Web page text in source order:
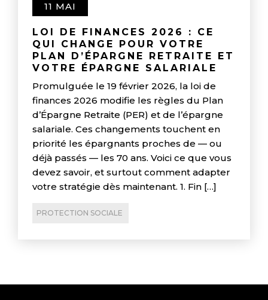
11 MAI
LOI DE FINANCES 2026 : CE
QUI CHANGE POUR VOTRE
PLAN D’ÉPARGNE RETRAITE ET
VOTRE ÉPARGNE SALARIALE
Promulguée le 19 février 2026, la loi de
finances 2026 modifie les règles du Plan
d’Épargne Retraite (PER) et de l’épargne
salariale. Ces changements touchent en
priorité les épargnants proches de — ou
déjà passés — les 70 ans. Voici ce que vous
devez savoir, et surtout comment adapter
votre stratégie dès maintenant. 1. Fin […]
PROTECTION SOCIALE